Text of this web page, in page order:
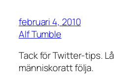
februari 4, 2010
Alf Tumble
Tack för Twitter-tips.
människoratt följa.